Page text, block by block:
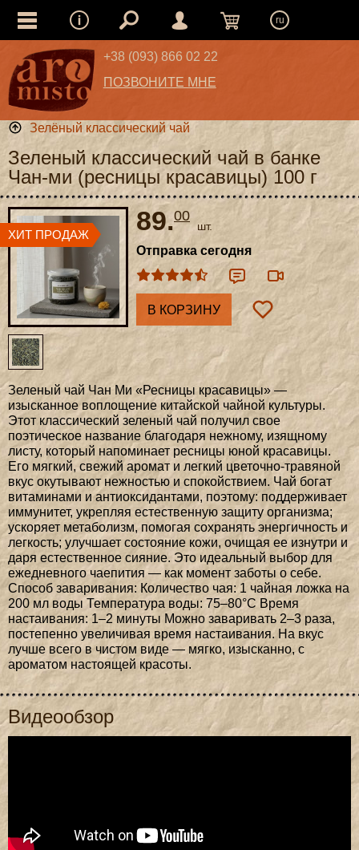
ru
+38 (093) 866 02 22
ПОЗВОНИТЕ МНЕ
Зелёный классический чай
Зеленый классический чай в банке
Чан-ми (ресницы красавицы) 100 г
89.00
шт.
Отправка сегодня
В КОРЗИНУ
Зеленый чай Чан Ми «Ресницы красавицы» —
изысканное воплощение китайской чайной культуры.
Этот классический зеленый чай получил свое
поэтическое название благодаря нежному, изящному
листу, который напоминает ресницы юной красавицы.
Его мягкий, свежий аромат и легкий цветочно-травяной
вкус окутывают нежностью и спокойствием. Чай богат
витаминами и антиоксидантами, поэтому: поддерживает
иммунитет, укрепляя естественную защиту организма;
ускоряет метаболизм, помогая сохранять энергичность и
легкость; улучшает состояние кожи, очищая ее изнутри и
даря естественное сияние. Это идеальный выбор для
ежедневного чаепития — как момент заботы о себе.
Способ заваривания: Количество чая: 1 чайная ложка на
200 мл воды Температура воды: 75–80°C Время
настаивания: 1–2 минуты Можно заваривать 2–3 раза,
постепенно увеличивая время настаивания. На вкус
лучше всего в чистом виде — мягко, изысканно, с
ароматом настоящей красоты.
Видеообзор